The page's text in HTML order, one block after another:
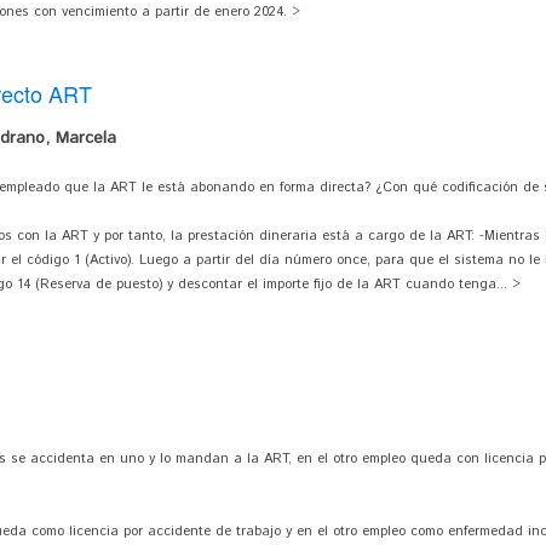
con vencimiento a partir de enero 2024. >
ART
Marcela
que la ART le está abonando en forma directa? ¿Con qué codificación
con la ART y por tanto, la prestación dineraria está a cargo de la ART: -
el código 1 (Activo). Luego a partir del día número once, para que el sistema no
14 (Reserva de puesto) y descontar el importe fijo de la ART cuando tenga... >
se accidenta en uno y lo mandan a la ART, en el otro empleo queda con licencia
como licencia por accidente de trabajo y en el otro empleo como enfermedad